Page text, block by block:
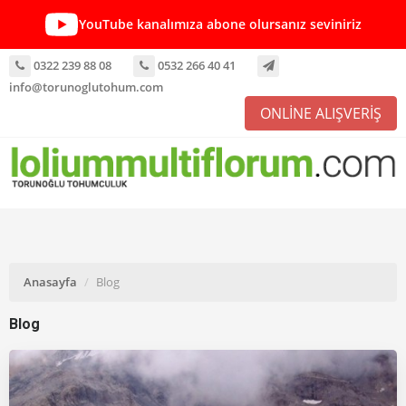
YouTube kanalımıza abone olursanız seviniriz
0322 239 88 08
0532 266 40 41
info@torunoglutohum.com
ONLİNE ALIŞVERİŞ
Anasayfa Blog
Blog